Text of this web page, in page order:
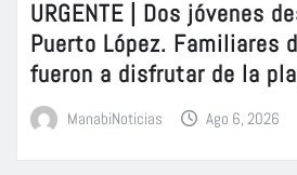
URGENTE | Dos jóvenes
Puerto López. Familiares
fueron a disfrutar de la
ManabiNoticias Ago 6, 2026